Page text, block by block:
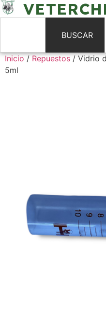
BUSCAR
Inicio/Repuestos/ Vidrio
5ml